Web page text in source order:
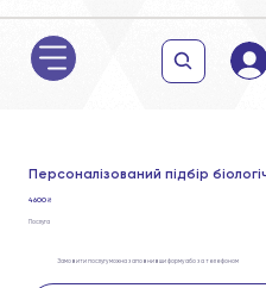
Персоналізований підбір
4 600 ₴
Послуга
Замовити послугу можна заповнивши форму або за телефоном